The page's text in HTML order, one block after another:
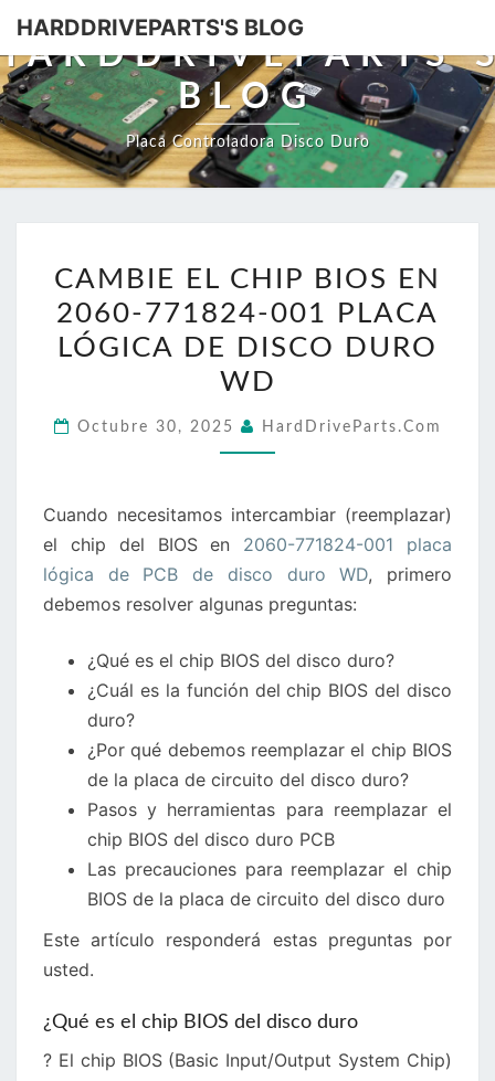
HARDDRIVEPARTS'S BLOG
BLOG
Placa Controladora Disco Duro
EL
CHIP
BIOS
EN
771824-
LÓGICA
DE
DISCO
DURO
CAMBIE EL CHIP BIOS EN
2060-771824-001 PLACA
LÓGICA DE DISCO DURO
WD
Octubre 30, 2025 HardDriveParts.com
Cuando necesitamos intercambiar (reemplazar)
el chip del BIOS en 2060-771824-001 placa
lógica de PCB de disco duro WD, primero
debemos resolver algunas preguntas:
¿Qué es el chip BIOS del disco duro?
¿Cuál es la función del chip BIOS del disco
duro?
¿Por qué debemos reemplazar el chip BIOS
de la placa de circuito del disco duro?
Pasos y herramientas para reemplazar el
chip BIOS del disco duro PCB
Las precauciones para reemplazar el chip
BIOS de la placa de circuito del disco duro
Este artículo responderá estas preguntas por
usted.
¿Qué es el chip BIOS del disco duro
? El chip BIOS (Basic Input/Output System Chip)